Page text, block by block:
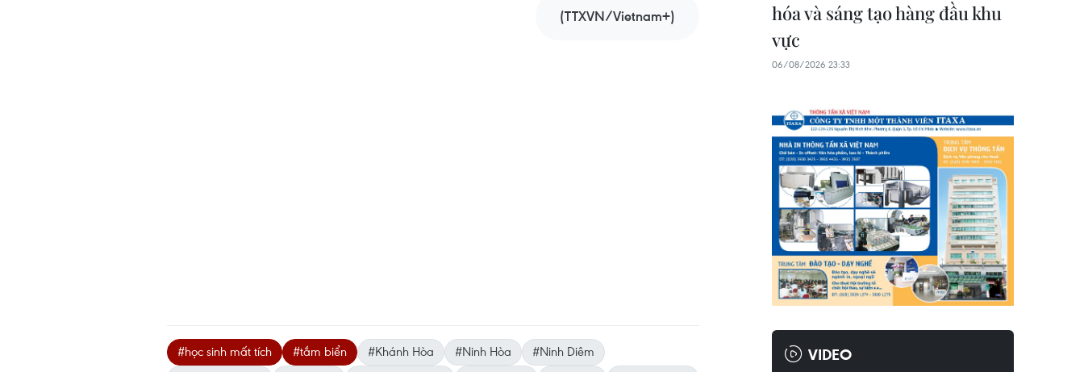
(TTXVN/Vietnam+)
#học sinh mất tích #tắm biển #Khánh Hòa #Ninh Hòa
#Ninh Diêm
hóa và sáng tạo hàng đầu khu
vực
06/08/2026 23:33
VIDEO